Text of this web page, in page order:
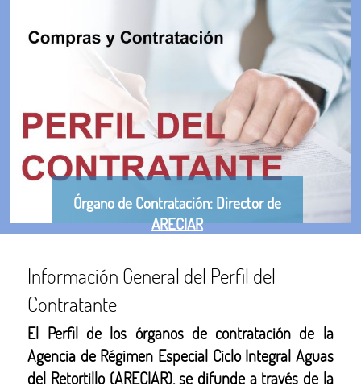
Órgano de Contratación: Director de
ARECIAR
Información General del Perfil del
Contratante
El Perfil de los órganos de contratación de la
Agencia de Régimen Especial Ciclo Integral Aguas
del Retortillo (ARECIAR). se difunde a través de la